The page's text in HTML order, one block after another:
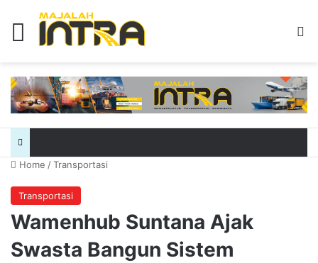
Menu
Home /Transportasi
Transportasi
Wamenhub Suntana Ajak
Swasta Bangun Sistem